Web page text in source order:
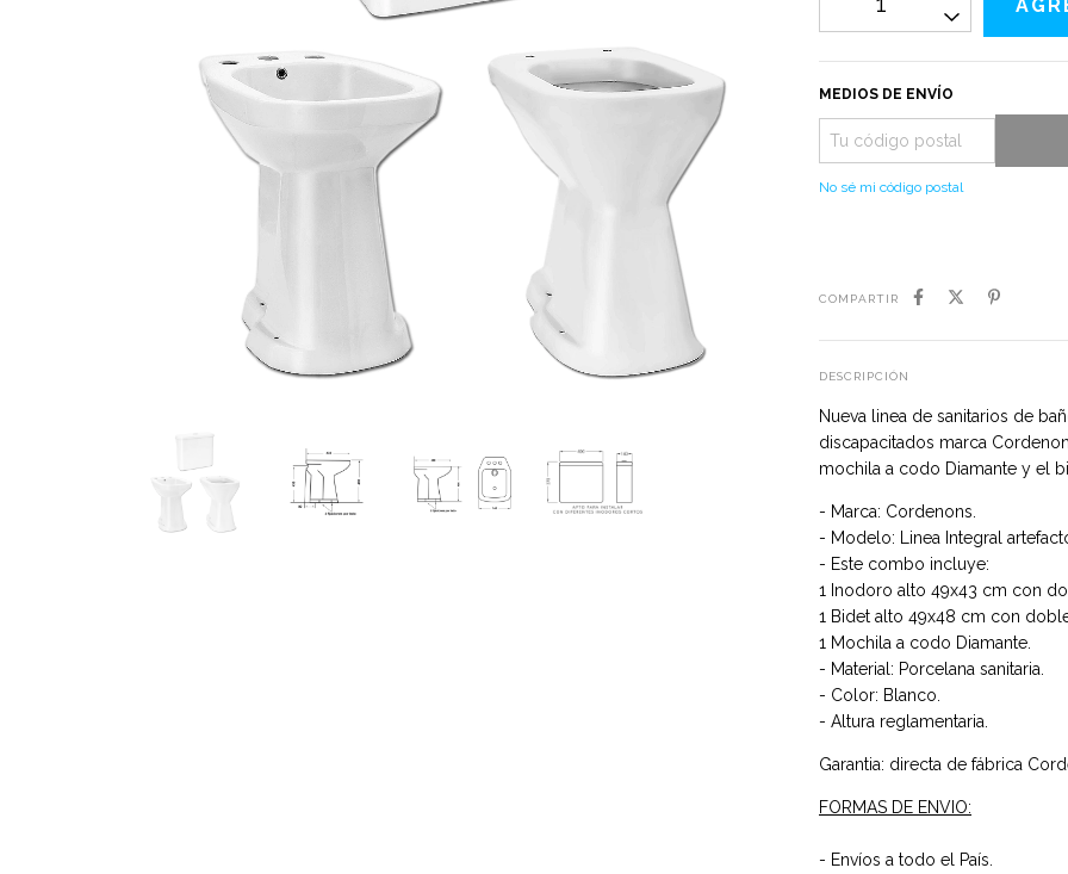
MEDIOS DE ENVÍO
No sé mi código postal
COMPARTIR
DESCRIPCIÓN
Nueva linea de sanitarios de
discapacitados marca
mochila a codo Diamante y el
- Marca: Cordenons.
- Modelo: Linea Integral
- Este combo incluye:
1 Inodoro alto 49x43 cm con
1 Bidet alto 49x48 cm con
1 Mochila a codo Diamante.
- Material: Porcelana sanitaria.
- Color: Blanco.
- Altura reglamentaria.
Garantia: directa de fábrica
FORMAS DE ENVIO:
- Envíos a todo el País.